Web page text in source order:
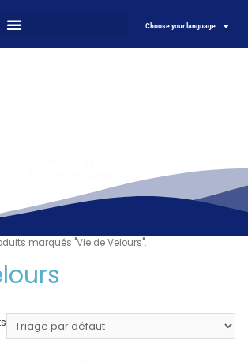
Choose your language
marqués "Vie de Velours".